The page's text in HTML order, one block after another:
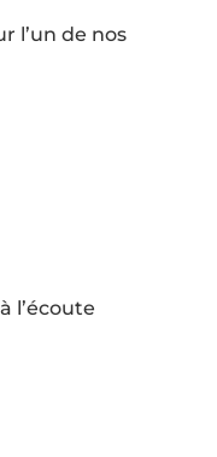
l’un de nos
l’écoute